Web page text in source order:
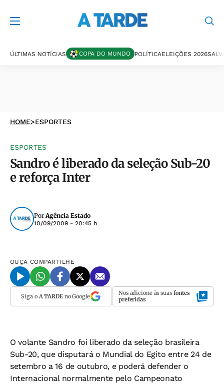
ÚLTIMAS NOTÍCIAS COPA DO MUNDO POLÍTICAELEIÇÕES 2026
HOME>ESPORTES
ESPORTES
Sandro é liberado da seleção Sub-20
e reforça Inter
PorAgência Estado
10/09/2009 - 20:45 h
OUÇA COMPARTILHE
Siga o A TARDEno Google Nos adicione às suas fontes
preferidas
O volante Sandro foi liberado da seleção brasileira
Sub-20, que disputará o Mundial do Egito entre 24 de
setembro a 16 de outubro, e poderá defender o
Internacional normalmente pelo Campeonato